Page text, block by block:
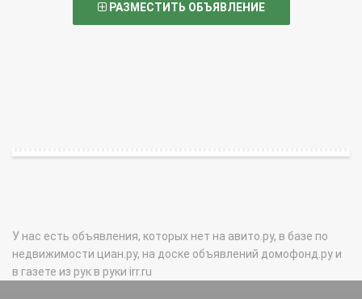
РАЗМЕСТИТЬ ОБЪЯВЛЕНИЕ
У нас есть объявления, которых нет на авито.ру, в базе по
недвижимости циан.ру, на доске объявлений домофонд.ру и
в газете из рук в руки irr.ru